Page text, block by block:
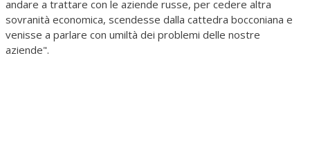
andare a trattare con le aziende russe, per cedere altra
sovranità economica, scendesse dalla cattedra bocconiana e
venisse a parlare con umiltà dei problemi delle nostre
aziende".